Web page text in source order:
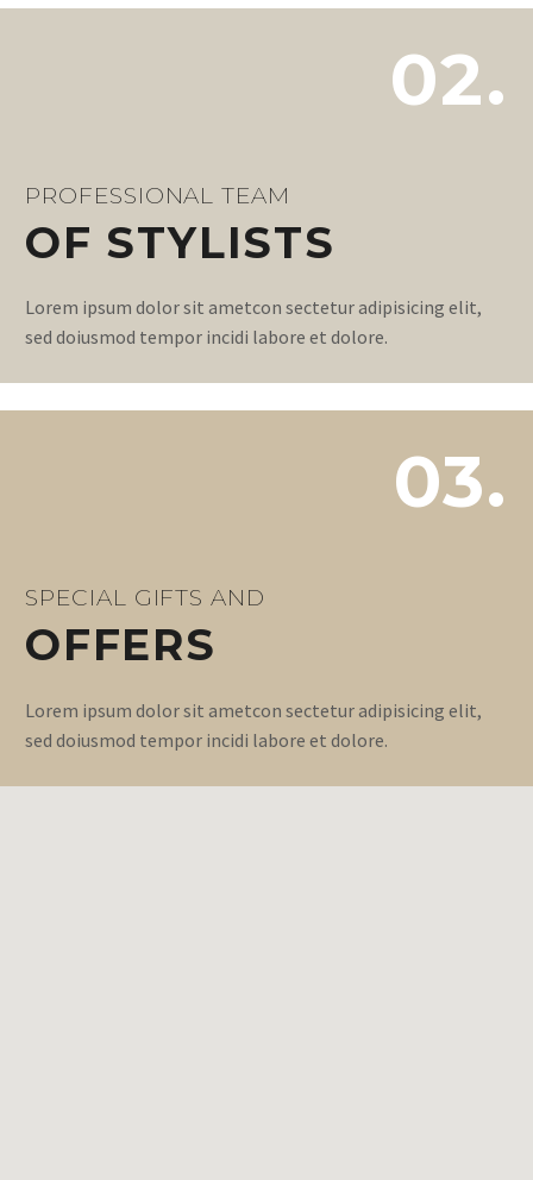
02.
PROFESSIONAL TEAM
OF STYLISTS
Lorem ipsum dolor sit ametcon sectetur adipisicing elit,
sed doiusmod tempor incidi labore et dolore.
03.
SPECIAL GIFTS AND
OFFERS
Lorem ipsum dolor sit ametcon sectetur adipisicing elit,
sed doiusmod tempor incidi labore et dolore.